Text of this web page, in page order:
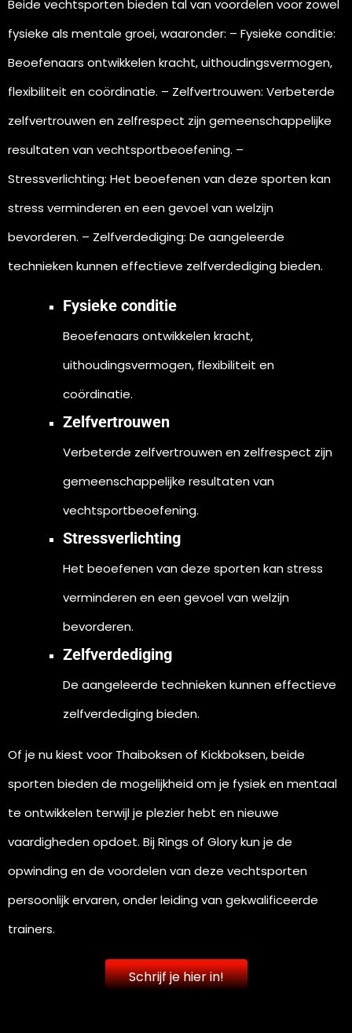
Beide vechtsporten bieden tal van voordelen voor zowel
fysieke als mentale groei, waaronder: – Fysieke conditie:
Beoefenaars ontwikkelen kracht, uithoudingsvermogen,
flexibiliteit en coördinatie. – Zelfvertrouwen: Verbeterde
zelfvertrouwen en zelfrespect zijn gemeenschappelijke
resultaten van vechtsportbeoefening. –
Stressverlichting: Het beoefenen van deze sporten kan
stress verminderen en een gevoel van welzijn
bevorderen. – Zelfverdediging: De aangeleerde
technieken kunnen effectieve zelfverdediging bieden.
Fysieke conditie
Beoefenaars ontwikkelen kracht,
uithoudingsvermogen, flexibiliteit en
coördinatie.
Zelfvertrouwen
Verbeterde zelfvertrouwen en zelfrespect zijn
gemeenschappelijke resultaten van
vechtsportbeoefening.
Stressverlichting
Het beoefenen van deze sporten kan stress
verminderen en een gevoel van welzijn
bevorderen.
Zelfverdediging
De aangeleerde technieken kunnen effectieve
zelfverdediging bieden.
Of je nu kiest voor Thaiboksen of Kickboksen, beide
sporten bieden de mogelijkheid om je fysiek en mentaal
te ontwikkelen terwijl je plezier hebt en nieuwe
vaardigheden opdoet. Bij Rings of Glory kun je de
opwinding en de voordelen van deze vechtsporten
persoonlijk ervaren, onder leiding van gekwalificeerde
trainers.
Schrijf je hier in!